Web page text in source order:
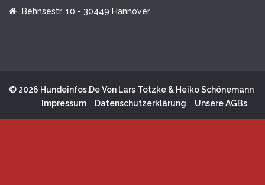
Behnsestr. 10 - 30449 Hannover
© 2026 Hundeinfos.de Von Lars Totzke & Heiko Schönemann
Impressum
Datenschutzerklärung Unsere AGBs